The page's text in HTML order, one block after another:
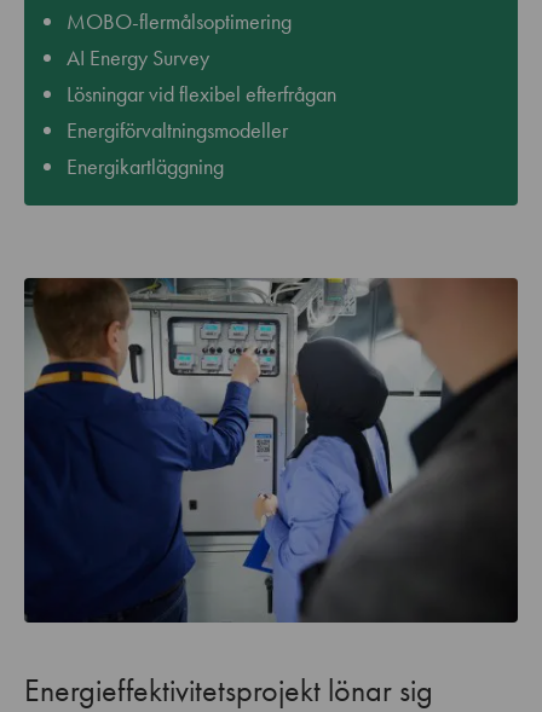
MOBO-flermålsoptimering
AI Energy Survey
Lösningar vid flexibel efterfrågan
Energiförvaltningsmodeller
Energikartläggning
Energieffektivitetsprojekt lönar sig